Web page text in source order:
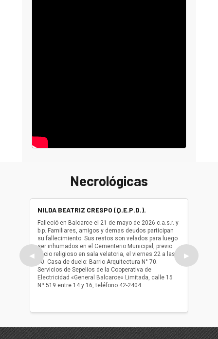
Necrológicas
◀
NILDA BEATRIZ CRESPO (Q.E.P.D.).
Falleció en Balcarce el 21 de mayo de 2026 c.a.s.r. y
b.p. Familiares, amigos y demas deudos participan
su fallecimiento. Sus restos son velados para luego
ser inhumados en el Cementerio Municipal, previo
oficio religioso en sala velatoria, el viernes 22 a las
10. Casa de duelo: Barrio Arquitectura N° 70.
Servicios de Sepelios de la Cooperativa de
Electricidad «General Balcarce» Limitada, calle 15
Nº 519 entre 14 y 16, teléfono 42-2404.
ser
oficio
▶